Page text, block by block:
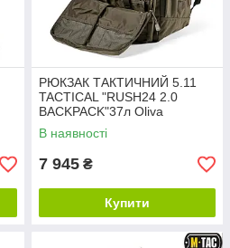
РЮКЗАК ТАКТИЧНИЙ 5.11
TACTICAL "RUSH24 2.0
BACKPACK"37л Oliva
В наявності
7 945 ₴
Купити